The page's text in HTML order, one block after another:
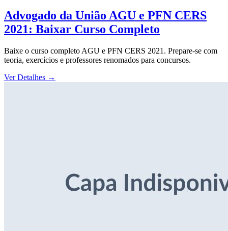
Advogado da União AGU e PFN CERS
2021: Baixar Curso Completo
Baixe o curso completo AGU e PFN CERS 2021. Prepare-se com
teoria, exercícios e professores renomados para concursos.
Ver Detalhes →